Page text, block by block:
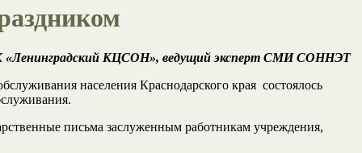
«Ленинградский КЦСОН», ведущий эксперт СМИ СОННЭТ
населения Краснодарского края состоялось
письма заслуженным работникам учреждения,